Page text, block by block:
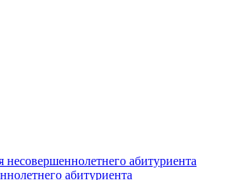
абитуриента
абитуриента